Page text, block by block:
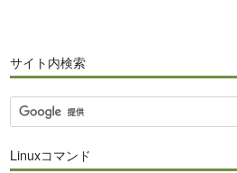
サイト内検索
サ
イ
内
Linuxコマンド